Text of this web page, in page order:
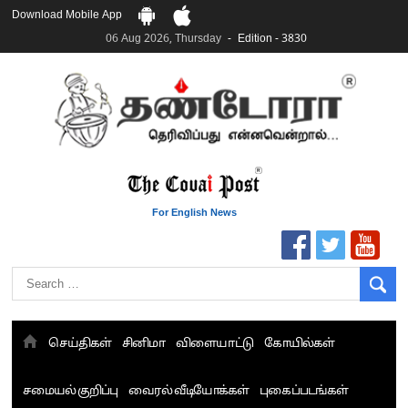
Download Mobile App
06 Aug 2026, Thursday
Edition - 3830
For English News
செய்திகள் சினிமா விளையாட்டு கோயில்கள்
சமையல் குறிப்பு வைரல் வீடியோக்கள் புகைப்படங்கள்